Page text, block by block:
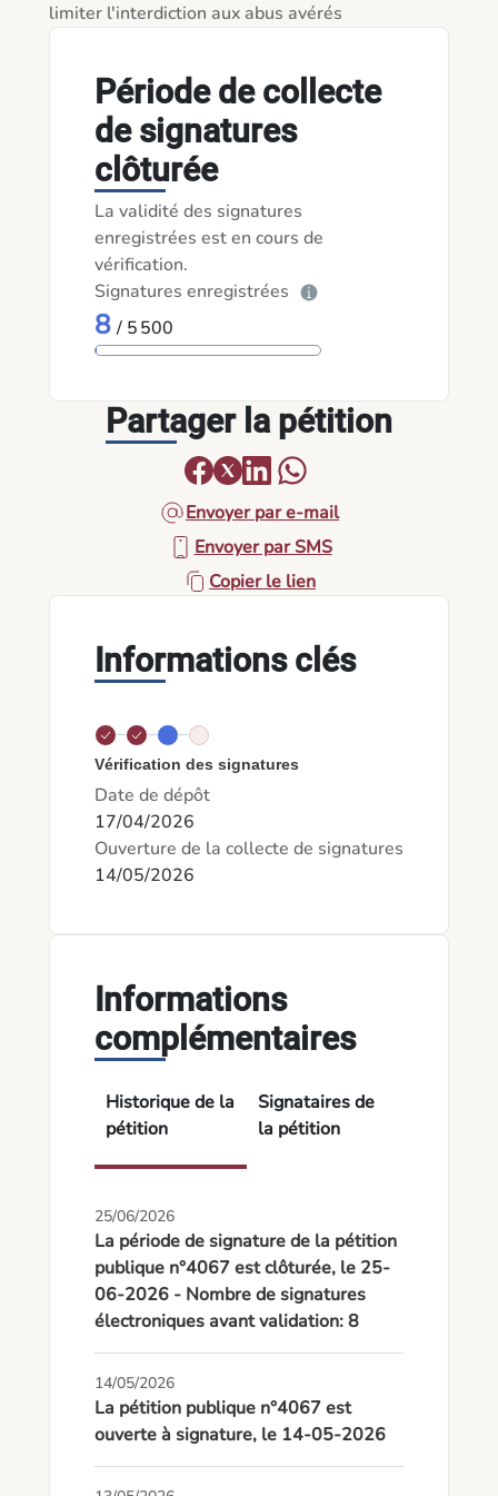
limiter l'interdiction aux abus avérés
Période de collecte
de signatures
clôturée
La validité des signatures
enregistrées est en cours de
vérification.
Signatures enregistrées
8 / 5 500
Partager la pétition
Envoyer par e-mail
Envoyer par SMS
Copier le lien
Informations clés
Vérification des signatures
Date de dépôt
17/04/2026
Ouverture de la collecte de signatures
14/05/2026
Informations
complémentaires
Historique de la
pétition
Signataires de
la pétition
25/06/2026
La période de signature de la pétition
publique n°4067 est clôturée, le 25-
06-2026 - Nombre de signatures
électroniques avant validation: 8
14/05/2026
La pétition publique n°4067 est
ouverte à signature, le 14-05-2026